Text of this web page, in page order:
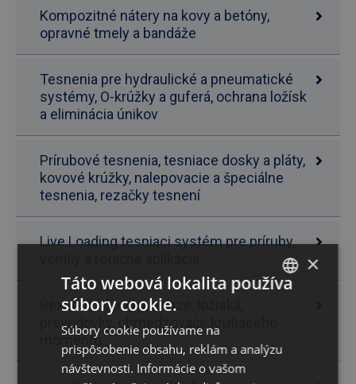
Kompozitné nátery na kovy a betóny,
opravné tmely a bandáže
Tesnenia pre hydraulické a pneumatické
systémy, O-krúžky a guferá, ochrana ložísk
a eliminácia únikov
Prírubové tesnenia, tesniace dosky a pláty,
kovové krúžky, nalepovacie a špeciálne
tesnenia, rezačky tesnení
Live Loading tesniaci systém pre príruby,
Rexnord - Spojky, reťaze, ložiská,
prevodovky, obmedzovače krútiaceho
momentu...
×
Táto webová lokalita používa
súbory cookie.
Súbory cookie používame na
prispôsobenie obsahu, reklám a analýzu
návštevnosti. Informácie o vašom